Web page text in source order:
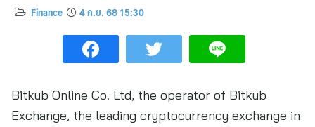
Finance 4 ก.ย. 68 15:30
Bitkub Online Co. Ltd, the operator of Bitkub
Exchange, the leading cryptocurrency exchange in